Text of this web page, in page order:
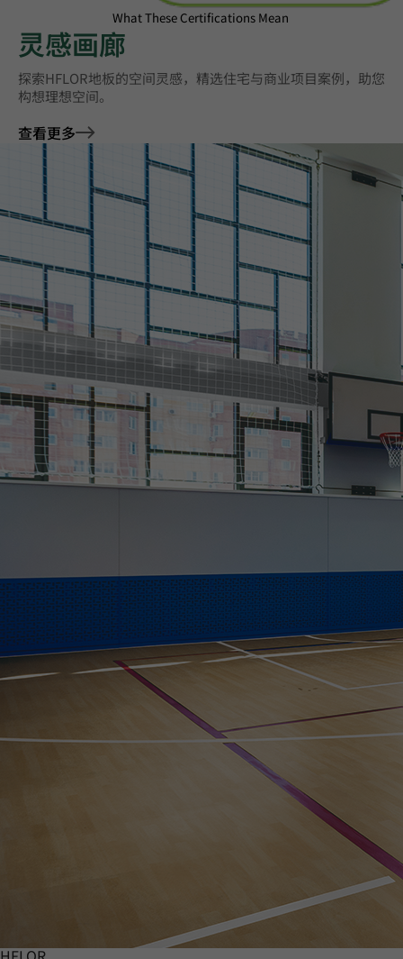
What These Certifications Mean
灵感画廊
探索HFLOR地板的空间灵感，精选住宅与商业项目案例，助您
构想理想空间。
查看更多